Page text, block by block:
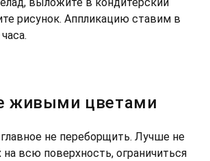
рисунок. Аппликацию ставим в
живыми цветами
не переборщить. Лучше не
всю поверхность, ограничиться